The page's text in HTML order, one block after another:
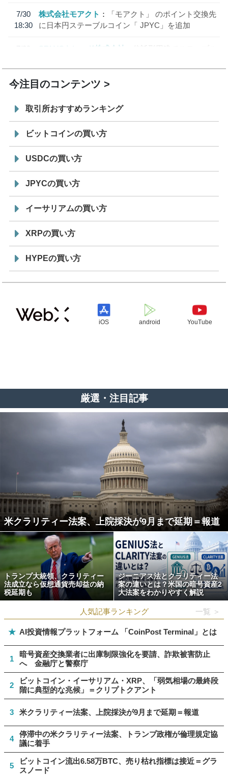
7/30
18:30
株式会社モアクト
「モアクト」 のポイント交換先
に日本円ステーブルコイン「 JPYC」を追加
7/29
SBI VCトレード株式会社
信託型円建てステーブル
今注目のコンテンツ
取引所おすすめランキング
ビットコインの買い方
USDCの買い方
JPYCの買い方
イーサリアムの買い方
XRPの買い方
HYPEの買い方
iOS android YouTube
厳選・注目記事
米クラリティー法案、上院採決が9月まで延期＝報道
トランプ大統領、クラリティー
法成立なら仮想通貨売却益の納
税延期も
ジーニアス法とクラリティー法
案の違いとは？米国の暗号資産2
大法案をわかりやすく解説
人気記事ランキング 一覧 ＞
★ AI投資情報プラットフォーム 「CoinPost Terminal」とは
1
暗号資産交換業者に出庫制限強化を要請、詐欺被害防止
へ 金融庁と警察庁
2
ビットコイン・イーサリアム・XRP、「弱気相場の最終段
階に典型的な兆候」＝クリプトクアント
3 米クラリティー法案、上院採決が9月まで延期＝報道
4
停滞中の米クラリティー法案、トランプ政権が倫理規定協
議に着手
5
ビットコイン流出6.58万BTC、売り枯れ指標は接近＝グラ
スノード